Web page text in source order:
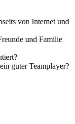
von Internet und
und Familie
guter Teamplayer?